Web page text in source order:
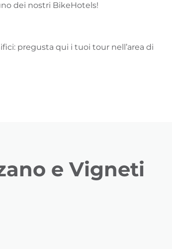
dei nostri BikeHotels!
pregusta qui i tuoi tour nell’area di
e Vigneti